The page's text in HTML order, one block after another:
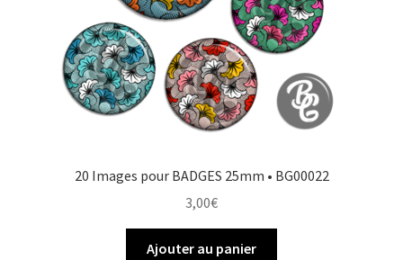
20 Images pour BADGES 25mm • BG00022
3,00€
Ajouter au panier